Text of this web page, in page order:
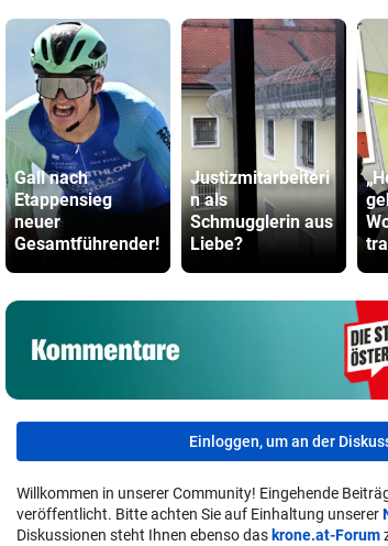
Gall nach
Etappensieg
neuer
Gesamtführender!
Justizmitarbeiteri
n als
Schmugglerin aus
Liebe?
Einloggen, um an der
Willkommen in unserer Community! Eingehende
veröffentlicht. Bitte achten Sie auf Einhaltung unserer
Diskussionen steht Ihnen ebenso das krone.at-Forum